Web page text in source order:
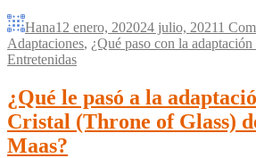
Hana12 enero, 202024 julio, 20211
Adaptaciones, ¿Qué paso con la adaptación
Entretenidas
¿Qué le pasó a la
Cristal (Throne of Glass)
Maas?